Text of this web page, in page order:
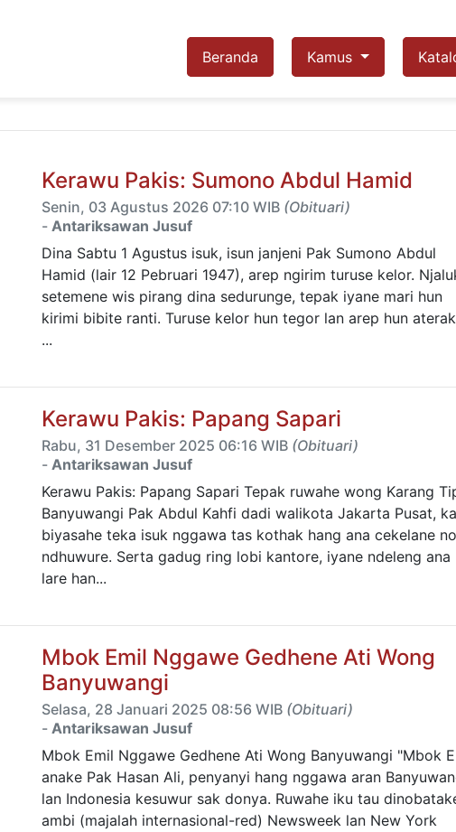
Beranda Kamus
Kerawu Pakis: Sumono Abdul Hamid
Senin, 03 Agustus 2026 07:10 WIB (Obituari)
- Antariksawan Jusuf
Dina Sabtu 1 Agustus isuk, isun janjeni Pak Sumono Abdul
Hamid (lair 12 Pebruari 1947), arep ngirim turuse kelor.
setemene wis pirang dina sedurunge, tepak iyane mari hun
kirimi bibite ranti. Turuse kelor hun tegor lan arep hun
...
Kerawu Pakis: Papang Sapari
Rabu, 31 Desember 2025 06:16 WIB (Obituari)
- Antariksawan Jusuf
Kerawu Pakis: Papang Sapari Tepak ruwahe wong Karang
Banyuwangi Pak Abdul Kahfi dadi walikota Jakarta Pusat,
biyasahe teka isuk nggawa tas kothak hang ana cekelane
ndhuwure. Serta gadug ring lobi kantore, iyane ndeleng ana
lare han...
Mbok Emil Nggawe Gedhene Ati Wong
Banyuwangi
Selasa, 28 Januari 2025 08:56 WIB (Obituari)
- Antariksawan Jusuf
Mbok Emil Nggawe Gedhene Ati Wong Banyuwangi "Mbok
anake Pak Hasan Ali, penyanyi hang nggawa aran
lan Indonesia kesuwur sak donya. Ruwahe iku tau
ambi (majalah internasional-red) Newsweek lan New York